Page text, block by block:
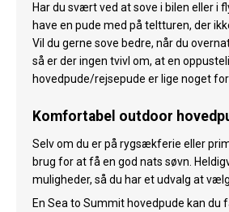
Har du svært ved at sove i bilen eller i
have en pude med på teltturen, der
Vil du gerne sove bedre, når du
så er der ingen tvivl om, at en
hovedpude/rejsepude er lige noget
Komfortabel outdoor
Selv om du er på rygsækferie eller
brug for at få en god nats søvn.
muligheder, så du har et udvalg at
En Sea to Summit hovedpude kan du